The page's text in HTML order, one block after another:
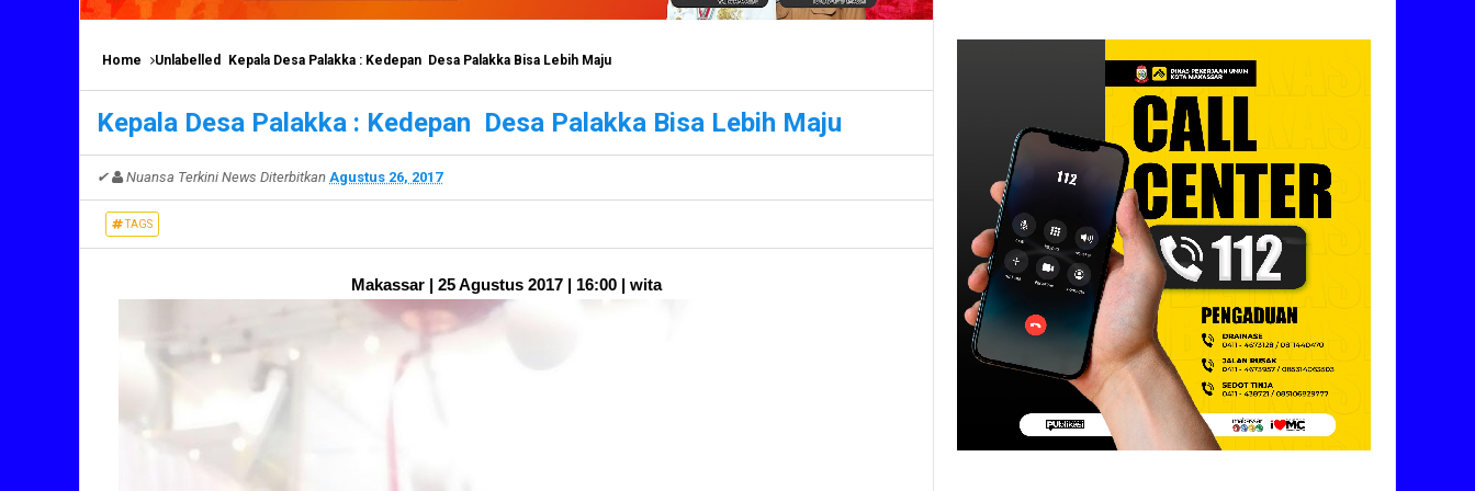
Home Unlabelled Kepala Desa Palakka : Kedepan Desa Palakka Bisa Lebih Maju
Kepala Desa Palakka : Kedepan Desa Palakka Bisa Lebih Maju
✔ Nuansa Terkini News Diterbitkan Agustus 26, 2017
TAGS
Makassar | 25 Agustus 2017 | 16:00 | wita